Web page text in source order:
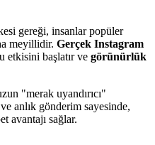
gereği, insanlar popüler
meyillidir. Gerçek Instagram
etkisini başlatır ve görünürlük
"merak uyandırıcı"
ve anlık gönderim sayesinde,
avantajı sağlar.